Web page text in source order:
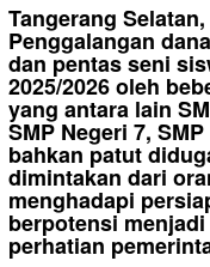
Tangerang
Penggalangan
dan pentas seni
2025/2026 oleh
yang antara lain
SMP Negeri 7,
bahkan patut
dimintakan dari
menghadapi
berpotensi
perhatian